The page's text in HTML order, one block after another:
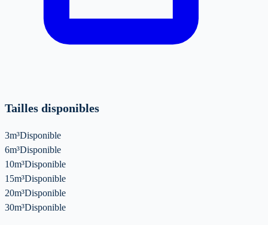
Tailles disponibles
3m³Disponible
6m³Disponible
10m³Disponible
15m³Disponible
20m³Disponible
30m³Disponible